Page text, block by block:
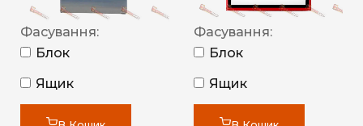
Фасування:
Блок
Ящик
Фасування:
Блок
Ящик